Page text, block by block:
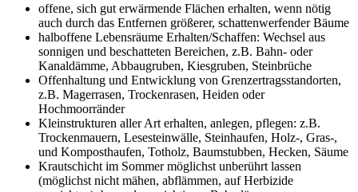
offene, sich gut erwärmende Flächen erhalten, wenn nötig
auch durch das Entfernen größerer, schattenwerfender Bäume
halboffene Lebensräume Erhalten/Schaffen: Wechsel aus
sonnigen und beschatteten Bereichen, z.B. Bahn- oder
Kanaldämme, Abbaugruben, Kiesgruben, Steinbrüche
Offenhaltung und Entwicklung von Grenzertragsstandorten,
z.B. Magerrasen, Trockenrasen, Heiden oder
Hochmoorränder
Kleinstrukturen aller Art erhalten, anlegen, pflegen: z.B.
Trockenmauern, Lesesteinwälle, Steinhaufen, Holz-, Gras-,
und Komposthaufen, Totholz, Baumstubben, Hecken, Säume
Krautschicht im Sommer möglichst unberührt lassen
(möglichst nicht mähen, abflämmen, auf Herbizide